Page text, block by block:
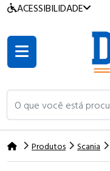
ACESSIBILIDADE
O que você está procurando?
Produtos Scania